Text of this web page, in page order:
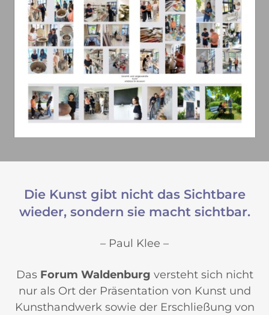
Die Kunst gibt nicht das Sichtbare
wieder, sondern sie macht sichtbar.
– Paul Klee –
Das Forum Waldenburg versteht sich nicht
nur als Ort der Präsentation von Kunst und
Kunsthandwerk sowie der Erschließung von